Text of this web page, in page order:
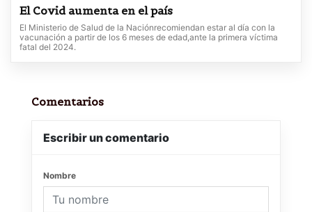
El Covid aumenta en el país
El Ministerio de Salud de la Naciónrecomiendan estar al día con la
vacunación a partir de los 6 meses de edad,ante la primera víctima
fatal del 2024.
Comentarios
Escribir un comentario
Nombre